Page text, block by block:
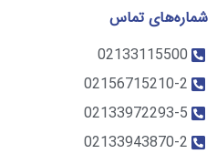
شماره‌های تماس
02133115500
02156715210-2
02133972293-5
02133943870-2